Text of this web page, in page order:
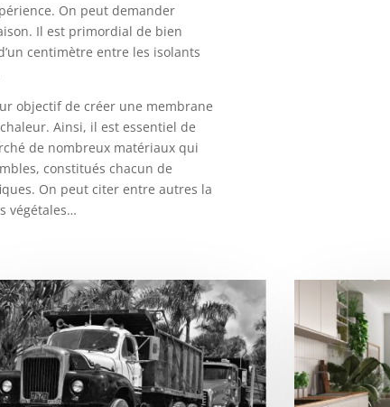
On peut demander
Il est primordial de bien
centimètre entre les isolants
objectif de créer une membrane
Ainsi, il est essentiel de
de nombreux matériaux qui
constitués chacun de
On peut citer entre autres la
végétales…